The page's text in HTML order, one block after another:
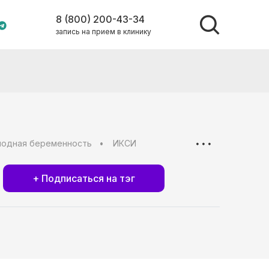
8 (800) 200-43-34
запись на прием в клинику
беременность ИКСИ
+ Подписаться на тэг